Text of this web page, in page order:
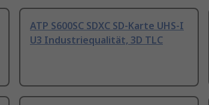
ATP S600SC SDXC SD-Karte UHS-I
U3 Industriequalität, 3D TLC